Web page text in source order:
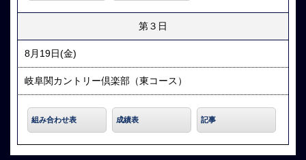
第３日
8月19日(金)
岐阜関カントリー倶楽部（東コース）
組み合わせ表 成績表 記事